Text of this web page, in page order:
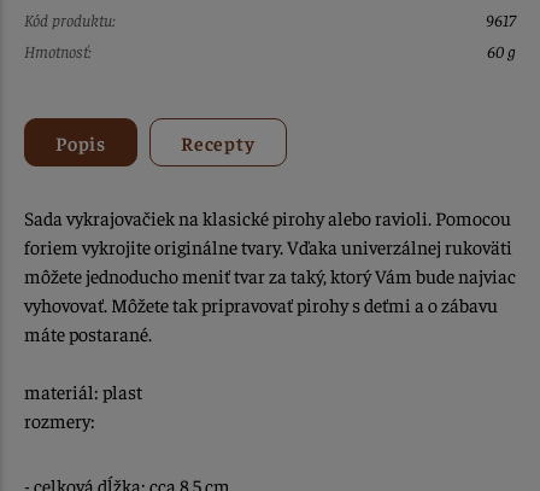
Kód produktu:
9617
Hmotnosť:
60 g
Popis Recepty
Sada vykrajovačiek na klasické pirohy alebo ravioli. Pomocou
foriem vykrojite originálne tvary. Vďaka univerzálnej rukoväti
môžete jednoducho meniť tvar za taký, ktorý Vám bude najviac
vyhovovať. Môžete tak pripravovať pirohy s deťmi a o zábavu
máte postarané.
materiál: plast
rozmery:
- celková dĺžka: cca 8,5 cm